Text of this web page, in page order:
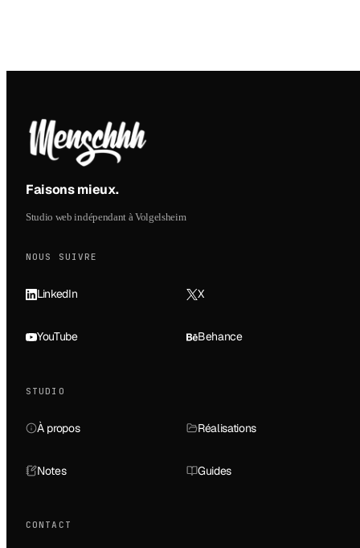
Faisons mieux.
Studio web indépendant à Volgelsheim
NOUS SUIVRE
LinkedIn X
YouTube Behance
STUDIO
À propos Réalisations
Notes Guides
CONTACT